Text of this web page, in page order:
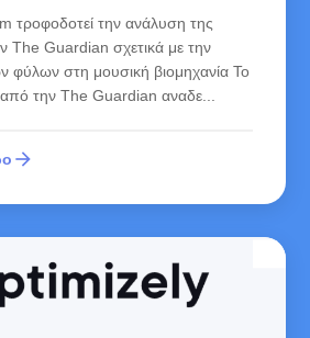
τροφοδοτεί την ανάλυση της
The Guardian σχετικά με την
στη μουσική βιομηχανία Το
την The Guardian αναδε...
arrow_forward